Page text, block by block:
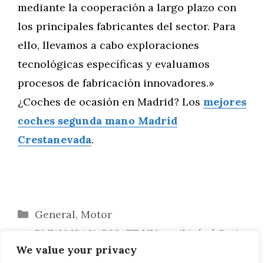
We value your privacy
mediante la cooperación a largo plazo con
los principales fabricantes del sector. Para
ello, llevamos a cabo exploraciones
tecnológicas específicas y evaluamos
procesos de fabricación innovadores.»
¿Coches de ocasión en Madrid? Los mejores
coches segunda mano Madrid
Crestanevada.
Categorías
General, Motor
BMW M340i G20: EE.UU. recibirá el Serie
3 M Performance sin xDrive